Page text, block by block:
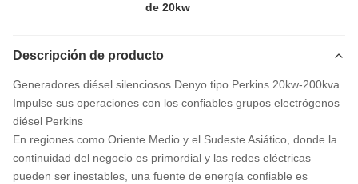
de 20kw
Descripción de producto
Generadores diésel silenciosos Denyo tipo Perkins 20kw-200kva
Impulse sus operaciones con los confiables grupos electrógenos
diésel Perkins
En regiones como Oriente Medio y el Sudeste Asiático, donde la
continuidad del negocio es primordial y las redes eléctricas
pueden ser inestables, una fuente de energía confiable es